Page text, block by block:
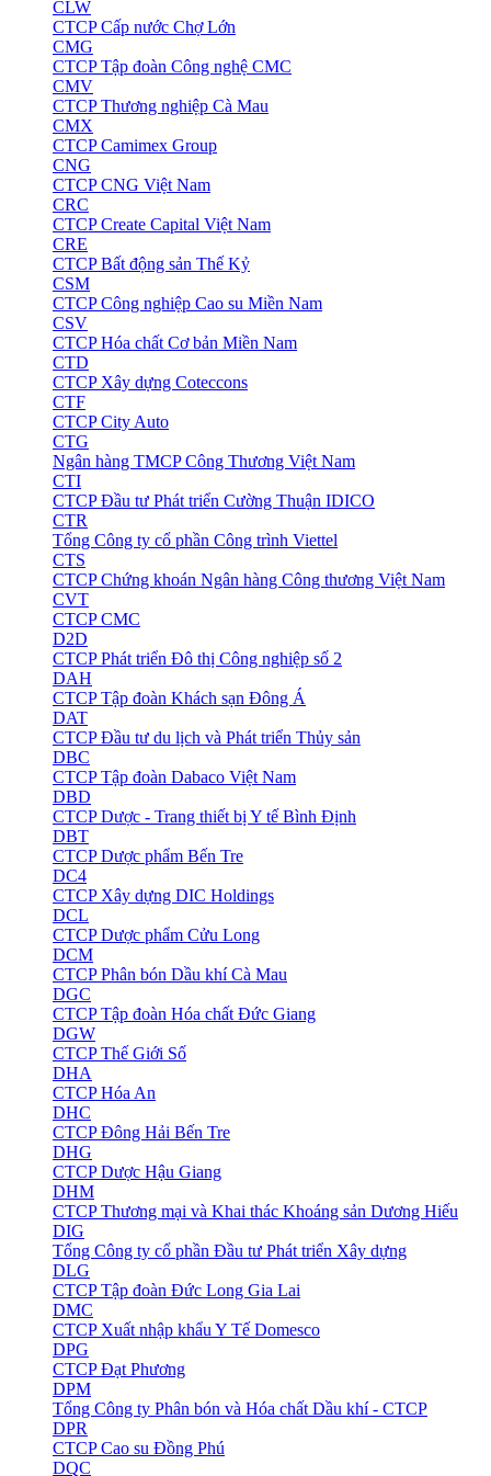
CLW
CTCP Cấp nước Chợ Lớn
CMG
CTCP Tập đoàn Công nghệ CMC
CMV
CTCP Thương nghiệp Cà Mau
CMX
CTCP Camimex Group
CNG
CTCP CNG Việt Nam
CRC
CTCP Create Capital Việt Nam
CRE
CTCP Bất động sản Thế Kỷ
CSM
CTCP Công nghiệp Cao su Miền Nam
CSV
CTCP Hóa chất Cơ bản Miền Nam
CTD
CTCP Xây dựng Coteccons
CTF
CTCP City Auto
CTG
Ngân hàng TMCP Công Thương Việt Nam
CTI
CTCP Đầu tư Phát triển Cường Thuận IDICO
CTR
Tổng Công ty cổ phần Công trình Viettel
CTS
CTCP Chứng khoán Ngân hàng Công thương Việt Nam
CVT
CTCP CMC
D2D
CTCP Phát triển Đô thị Công nghiệp số 2
DAH
CTCP Tập đoàn Khách sạn Đông Á
DAT
CTCP Đầu tư du lịch và Phát triển Thủy sản
DBC
CTCP Tập đoàn Dabaco Việt Nam
DBD
CTCP Dược - Trang thiết bị Y tế Bình Định
DBT
CTCP Dược phẩm Bến Tre
DC4
CTCP Xây dựng DIC Holdings
DCL
CTCP Dược phẩm Cửu Long
DCM
CTCP Phân bón Dầu khí Cà Mau
DGC
CTCP Tập đoàn Hóa chất Đức Giang
DGW
CTCP Thế Giới Số
DHA
CTCP Hóa An
DHC
CTCP Đông Hải Bến Tre
DHG
CTCP Dược Hậu Giang
DHM
CTCP Thương mại và Khai thác Khoáng sản Dương Hiếu
DIG
Tổng Công ty cổ phần Đầu tư Phát triển Xây dựng
DLG
CTCP Tập đoàn Đức Long Gia Lai
DMC
CTCP Xuất nhập khẩu Y Tế Domesco
DPG
CTCP Đạt Phương
DPM
Tổng Công ty Phân bón và Hóa chất Dầu khí - CTCP
DPR
CTCP Cao su Đồng Phú
DQC